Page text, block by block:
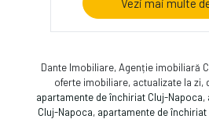
Vezi mai multe
Dante Imobiliare, Agenție imobiliară
oferte imobiliare, actualizate la zi,
apartamente de închiriat Cluj-Napoca,
Cluj-Napoca, apartamente de închiriat